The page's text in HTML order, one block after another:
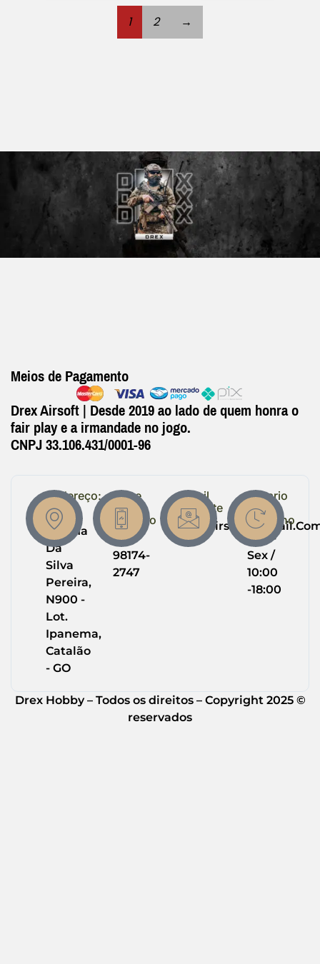
1 2 →
Meios de Pagamento
Drex Airsoft | Desde 2019 ao lado de quem honra o
fair play e a irmandade no jogo.
CNPJ 33.106.431/0001-96
Endereço:
R.
Helena
Da
Silva
Pereira,
N900 -
Lot.
Ipanema,
Catalão
- GO
Entre
em
Contato
(64)
98174-
2747
Email
Suporte
Horario
de
Trabalho
Seg -
Sex /
10:00
-18:00
Drex Hobby – Todos os direitos – Copyright 2025 ©
reservados